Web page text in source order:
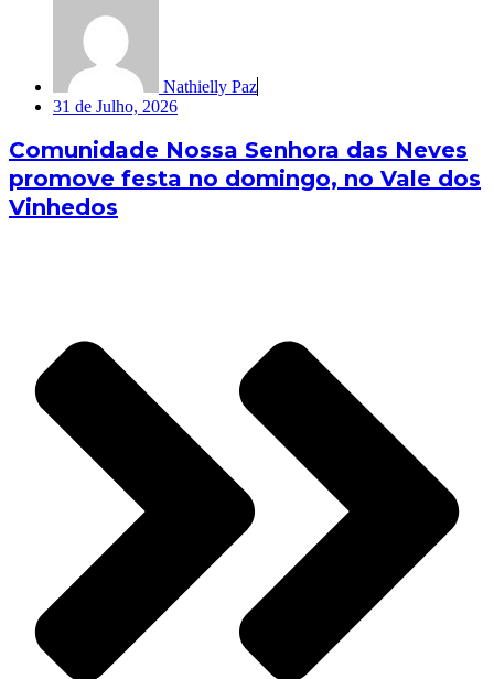
Nathielly Paz
31 de Julho, 2026
Comunidade Nossa Senhora das Neves
promove festa no domingo, no Vale dos
Vinhedos